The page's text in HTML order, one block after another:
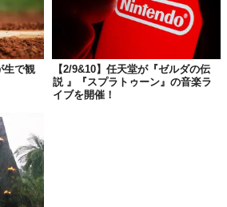
政府は、 徹底的なロックダウンと医療体
者0人の状態を100日以上維持
するという
。
の対策によってコロナ前の生活を取り戻
れたライブではなんと
かった。
ロナ禍のなか、これをくぐり抜けた先に
くれた好例といえるだろう。
する！また
生で観
【2/9&10】任天堂が『ゼルダの伝
説 』『スプラトゥーン』の音楽ラ
イブを開催！